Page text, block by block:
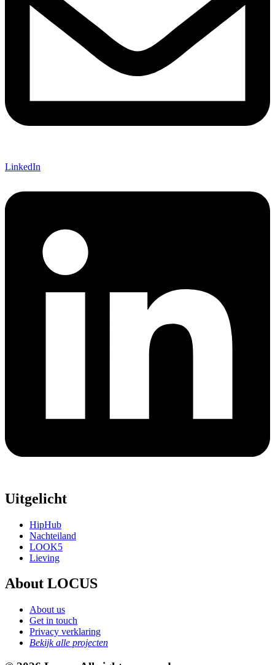
LinkedIn
Uitgelicht
HipHub
Nachteiland
LOOK5
Lieving
About LOCUS
About us
Get in touch
Privacy verklaring
Bekijk alle projecten